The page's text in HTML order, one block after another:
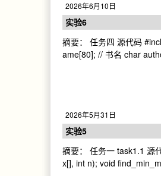
2026年6月10日
实验6
摘要： 任务四 源代码
ame[80]; // 书名 char
2026年5月31日
实验5
摘要： 任务一 task1.1 源
x[], int n); void